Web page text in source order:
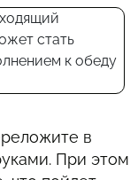
в
При этом